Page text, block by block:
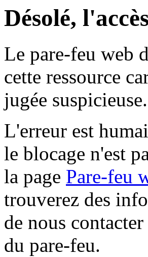
Désolé,
Le pare-feu web
cette ressource
jugée suspicieuse.
L'erreur est
le blocage n'est
la page Pare-feu
trouverez des
de nous
du pare-feu.